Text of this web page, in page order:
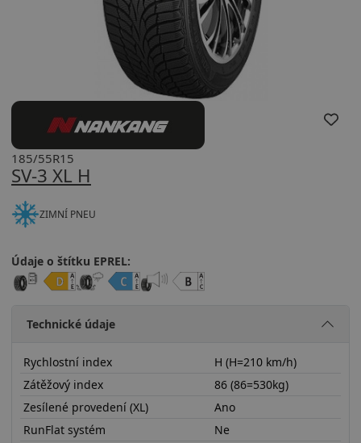
SV-3 XL H
185/55R15
ZIMNÍ PNEU
Údaje o štítku EPREL:
Technické údaje
Rychlostní index
H (H=210 km/h)
Zátěžový index
86 (86=530kg)
Zesílené provedení (XL)
Ano
RunFlat systém
Ne